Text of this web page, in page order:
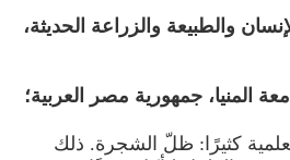
والطبيعة والزراعة الحديثة،
المنيا، جمهورية مصر العربية؛
كثيرًا: ظلّ الشجرة. ذلك